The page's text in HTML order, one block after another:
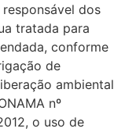
dos
tratada para
conforme
de
ambiental
nº
o uso de